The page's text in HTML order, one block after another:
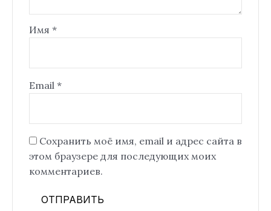
Имя *
Email *
Сохранить моё имя, email и адрес сайта в
этом браузере для последующих моих
комментариев.